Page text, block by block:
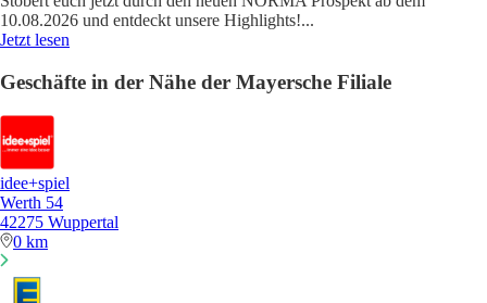
10.08.2026 und entdeckt unsere Highlights!...
Jetzt lesen
Geschäfte in der Nähe der Mayersche Filiale
idee+spiel
Werth 54
42275 Wuppertal
0 km